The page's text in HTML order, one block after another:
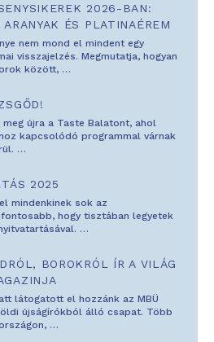
2026-BAN:
ÉS PLATINAÉREM
nem mond el mindent egy
visszajelzés. Megmutatja, hogyan
között, …
újra a Taste Balatont, ahol
kapcsolódó programmal várnak
…
2025
mindenkinek sok az
hogy tisztában legyetek
…
BOROKRÓL ÍR A VILÁG
látogatott el hozzánk az MBÜ
újságírókból álló csapat. Több
…